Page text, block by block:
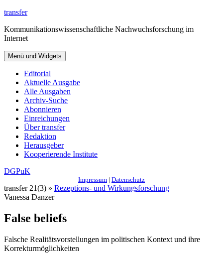
Zum
springen
transfer
Kommunikationswissenschaftliche Nachwuchsforschung im
Internet
Menü und Widgets
Editorial
Aktuelle Ausgabe
Alle Ausgaben
Archiv-Suche
Abonnieren
Einreichungen
Über transfer
Redaktion
Herausgeber
Kooperierende Institute
DGPuK
Impressum | Datenschutz
transfer 21(3) » Rezeptions- und Wirkungsforschung
Vanessa Danzer
False beliefs
Falsche Realitätsvorstellungen im politischen Kontext und ihre
Korrekturmöglichkeiten